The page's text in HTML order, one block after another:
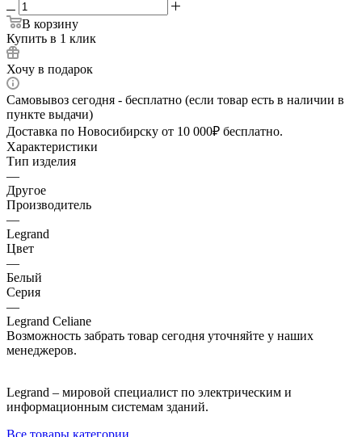
В корзину
Купить в 1 клик
Хочу в подарок
Самовывоз сегодня - бесплатно (если товар есть в наличии в
пункте выдачи)
Доставка по Новосибирску от 10 000₽ бесплатно.
Характеристики
Тип изделия
—
Другое
Производитель
—
Legrand
Цвет
—
Белый
Серия
—
Legrand Celiane
Возможность забрать товар сегодня уточняйте у наших
менеджеров.
Legrand – мировой специалист по электрическим и
информационным системам зданий.
Все товары категории